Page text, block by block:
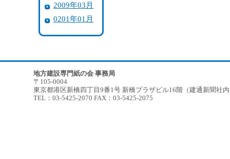
2009年03月
0201年01月
地方建設専門紙の会 事務局
〒105-0004
東京都港区新橋四丁目9番1号 新橋プラザビル16階（建通新聞社
TEL：03-5425-2070 FAX：03-5425-2075